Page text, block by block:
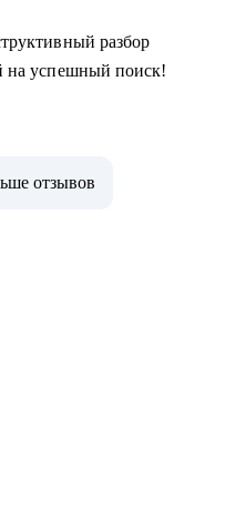
разбор
на успешный поиск!
отзывов